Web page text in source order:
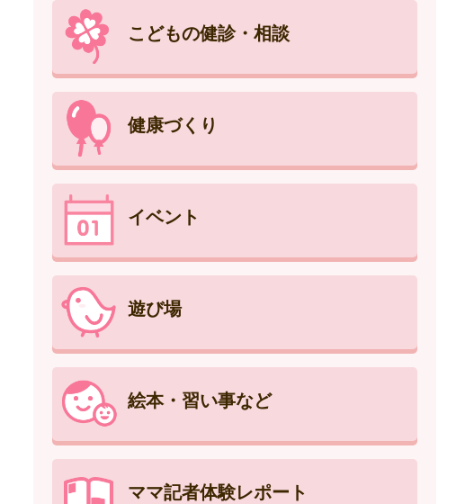
こどもの健診・相談
健康づくり
イベント
遊び場
絵本・習い事など
ママ記者体験レポート